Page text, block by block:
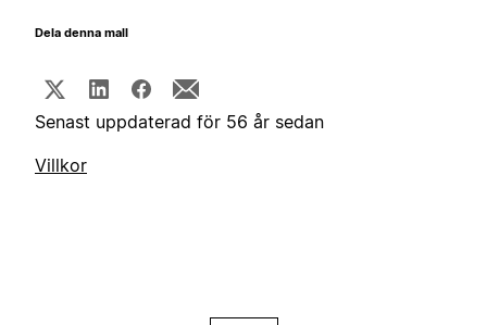
Dela denna mall
Senast uppdaterad för 56 år sedan
Villkor